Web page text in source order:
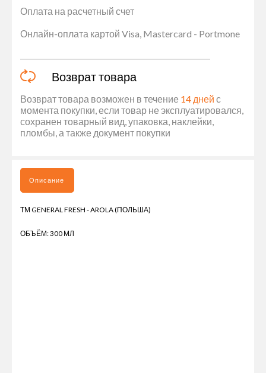
Оплата на расчетный счет
Онлайн-оплата картой Visa, Mastercard - Portmone
Возврат товара
Возврат товара возможен в течение 14 дней с
момента покупки, если товар не эксплуатировался,
сохранен товарный вид, упаковка, наклейки,
пломбы, а также документ покупки
Описание
ТМ GENERAL FRESH - AROLA (ПОЛЬША)
ОБЪЁМ: 300 МЛ